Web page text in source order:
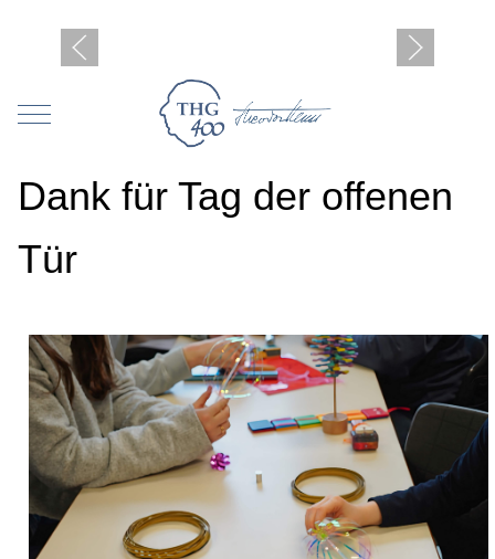
Mobile Menu Toggle
Dank für Tag der offenen
Tür